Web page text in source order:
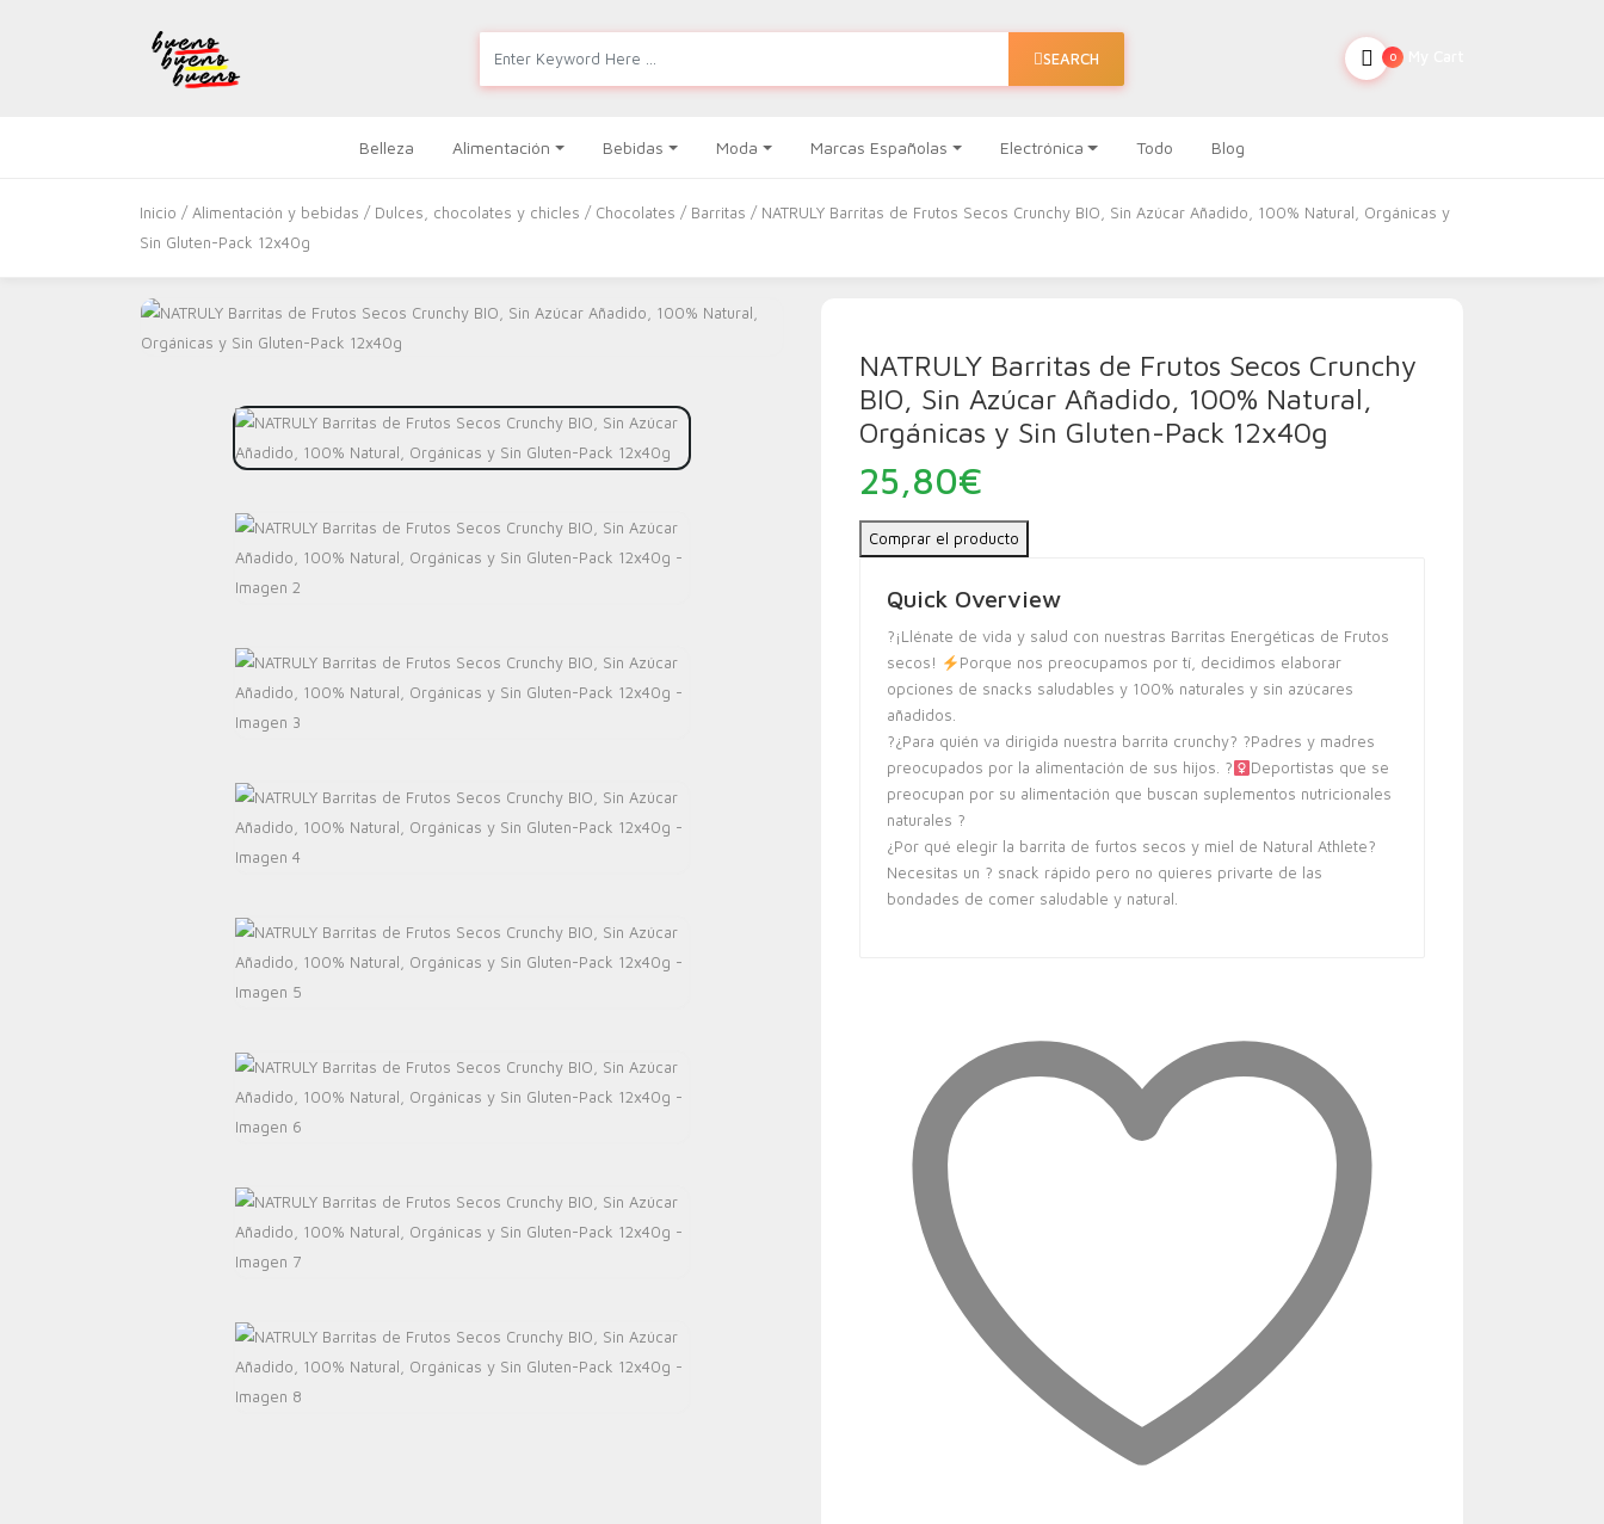
SEARCH 0
Belleza Alimentación Bebidas Moda Marcas Españolas Electrónica Todo Blog
Inicio /Alimentación y bebidas / Dulces, chocolates y chicles / Chocolates / Barritas / NATRULY Barritas de Frutos Secos Crunchy BIO, Sin Azúcar Añadido, 100% Natural, Orgánicas y
Sin Gluten-Pack 12x40g
NATRULY Barritas de Frutos Secos Crunchy
BIO, Sin Azúcar Añadido, 100% Natural,
Orgánicas y Sin Gluten-Pack 12x40g
25,80€
Comprar el producto
Quick Overview
?¡Llénate de vida y salud con nuestras Barritas Energéticas de Frutos
secos!
Porque nos preocupamos por tí, decidimos elaborar
opciones de snacks saludables y 100% naturales y sin azúcares
añadidos.
?¿Para quién va dirigida nuestra barrita crunchy? ?Padres y madres
preocupados por la alimentación de sus hijos. ?‍
Deportistas que se
preocupan por su alimentación que buscan suplementos nutricionales
naturales ?
¿Por qué elegir la barrita de furtos secos y miel de Natural Athlete?
Necesitas un ? snack rápido pero no quieres privarte de las
bondades de comer saludable y natural.